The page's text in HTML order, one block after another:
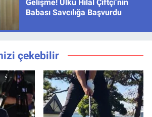
Gelişme! Ülkü Hilal Çiftçi’nin
Babası Savcılığa Başvurdu
çekebilir